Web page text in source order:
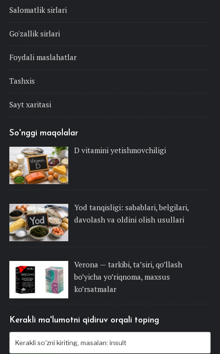
Salomatlik sirlari
Go'zallik sirlari
Foydali maslahatlar
Tashxis
Sayt xaritasi
So'nggi maqolalar
D vitamini yetishmovchiligi
Yod tanqisligi: sabablari, belgilari,
davolash va oldini olish usullari
Verona — tarkibi, ta’siri, qo’llash
bo’yicha yo’riqnoma, maxsus
ko’rsatmalar
Kerakli ma'lumotni qidiruv orqali toping